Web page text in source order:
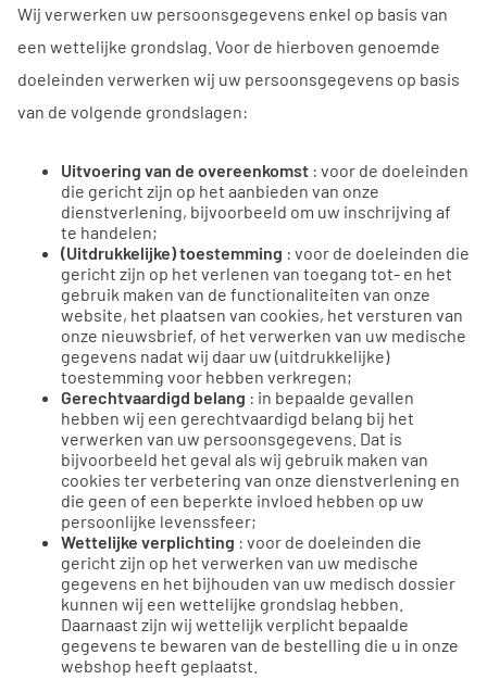
Wij verwerken uw persoonsgegevens enkel op basis van
een wettelijke grondslag. Voor de hierboven genoemde
doeleinden verwerken wij uw persoonsgegevens op basis
van de volgende grondslagen:
Uitvoering van de overeenkomst : voor de doeleinden
die gericht zijn op het aanbieden van onze
dienstverlening, bijvoorbeeld om uw inschrijving af
te handelen;
(Uitdrukkelijke) toestemming : voor de doeleinden die
gericht zijn op het verlenen van toegang tot- en het
gebruik maken van de functionaliteiten van onze
website, het plaatsen van cookies, het versturen van
onze nieuwsbrief, of het verwerken van uw medische
gegevens nadat wij daar uw (uitdrukkelijke)
toestemming voor hebben verkregen;
Gerechtvaardigd belang : in bepaalde gevallen
hebben wij een gerechtvaardigd belang bij het
verwerken van uw persoonsgegevens. Dat is
bijvoorbeeld het geval als wij gebruik maken van
cookies ter verbetering van onze dienstverlening en
die geen of een beperkte invloed hebben op uw
persoonlijke levenssfeer;
Wettelijke verplichting : voor de doeleinden die
gericht zijn op het verwerken van uw medische
gegevens en het bijhouden van uw medisch dossier
kunnen wij een wettelijke grondslag hebben.
Daarnaast zijn wij wettelijk verplicht bepaalde
gegevens te bewaren van de bestelling die u in onze
webshop heeft geplaatst.